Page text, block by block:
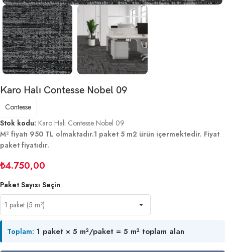
Karo Halı Contesse Nobel 09
Contesse
Stok kodu: Karo Halı Contesse Nobel 09
M² fiyatı 950 TL olmaktadır.1 paket 5 m2 ürün içermektedir. Fiyat
paket fiyatıdır.
₺4.750,00
Paket Sayısı Seçin
Toplam: 1 paket × 5 m²/paket = 5 m² toplam alan